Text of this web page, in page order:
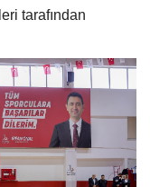
tarafından